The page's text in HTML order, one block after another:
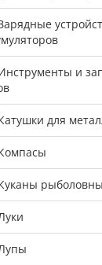
и
для